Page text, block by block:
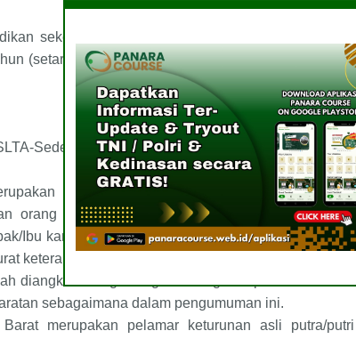
sekolah kedinasan Diploma IV di bidang teknik
(setara S1). Setelah lulus POLTEKIM, lulusan akan
Sederajat yang memenuhi kualifikasi persyaratan
pelamar lulusan SLTA-Sederajat keturunan
orang tua (salah satu atau kedua orang tua) asli
Ibu kandung, Akta Kelahiran atau Surat Keterangan
keterangan dari Kepala Desa/Lurah/Kepala Suku.
diangkat sebagai Pegawai Negeri Sipil Kementerian
sebagaimana dalam pengumuman ini.
merupakan pelamar keturunan asli putra/putri